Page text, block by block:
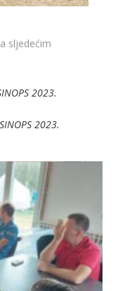
sljedećim
2023.
2023.